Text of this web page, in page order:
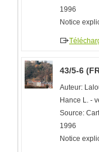
1996
Notice
43/5-6
Auteur:
Hance L. -
Source:
1996
Notice